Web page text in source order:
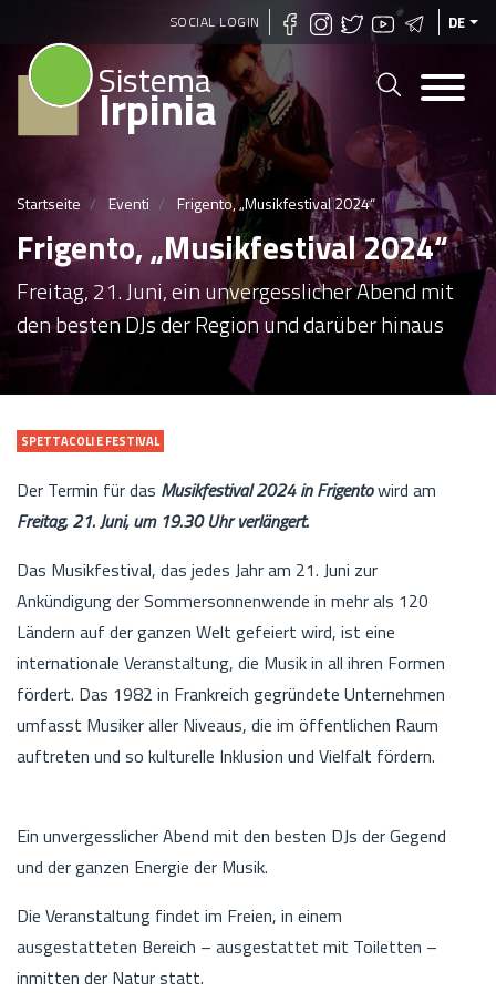
Direkt
zum
Inhalt
SOCIAL LOGIN DE
Sistema
Irpinia
Startseite Eventi Frigento, „Musikfestival 2024“
Frigento, „Musikfestival 2024“
Freitag, 21. Juni, ein unvergesslicher Abend mit
den besten DJs der Region und darüber hinaus
SPETTACOLI E FESTIVAL
Der Termin für das Musikfestival 2024 in Frigentowird am
Freitag, 21. Juni, um 19.30 Uhr verlängert.
Das Musikfestival, das jedes Jahr am 21. Juni zur
Ankündigung der Sommersonnenwende in mehr als 120
Ländern auf der ganzen Welt gefeiert wird, ist eine
internationale Veranstaltung, die Musik in all ihren Formen
fördert. Das 1982 in Frankreich gegründete Unternehmen
umfasst Musiker aller Niveaus, die im öffentlichen Raum
auftreten und so kulturelle Inklusion und Vielfalt fördern.
Ein unvergesslicher Abend mit den besten DJs der Gegend
und der ganzen Energie der Musik.
Die Veranstaltung findet im Freien, in einem
ausgestatteten Bereich – ausgestattet mit Toiletten –
inmitten der Natur statt.